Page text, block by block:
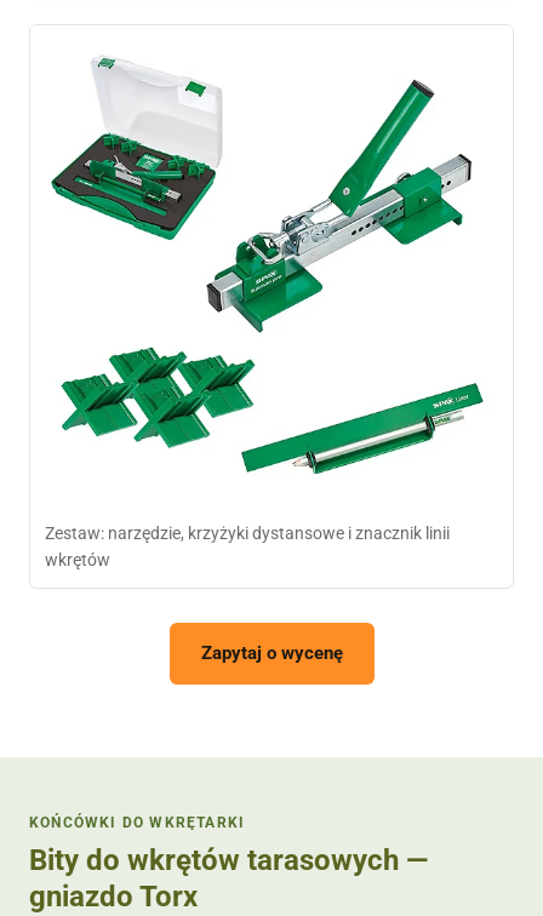
Zestaw: narzędzie, krzyżyki dystansowe i znacznik linii
wkrętów
Zapytaj o wycenę
KOŃCÓWKI DO WKRĘTARKI
Bity do wkrętów tarasowych —
gniazdo Torx